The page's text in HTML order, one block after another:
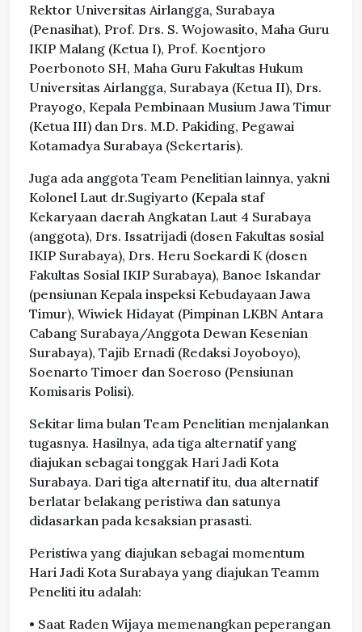
Rektor Universitas Airlangga, Surabaya
(Penasihat), Prof. Drs. S. Wojowasito, Maha Guru
IKIP Malang (Ketua I), Prof. Koentjoro
Poerbonoto SH, Maha Guru Fakultas Hukum
Universitas Airlangga, Surabaya (Ketua II), Drs.
Prayogo, Kepala Pembinaan Musium Jawa Timur
(Ketua III) dan Drs. M.D. Pakiding, Pegawai
Kotamadya Surabaya (Sekertaris).
Juga ada anggota Team Penelitian lainnya, yakni
Kolonel Laut dr.Sugiyarto (Kepala staf
Kekaryaan daerah Angkatan Laut 4 Surabaya
(anggota), Drs. Issatrijadi (dosen Fakultas sosial
IKIP Surabaya), Drs. Heru Soekardi K (dosen
Fakultas Sosial IKIP Surabaya), Banoe Iskandar
(pensiunan Kepala inspeksi Kebudayaan Jawa
Timur), Wiwiek Hidayat (Pimpinan LKBN Antara
Cabang Surabaya/Anggota Dewan Kesenian
Surabaya), Tajib Ernadi (Redaksi Joyoboyo),
Soenarto Timoer dan Soeroso (Pensiunan
Komisaris Polisi).
Sekitar lima bulan Team Penelitian menjalankan
tugasnya. Hasilnya, ada tiga alternatif yang
diajukan sebagai tonggak Hari Jadi Kota
Surabaya. Dari tiga alternatif itu, dua alternatif
berlatar belakang peristiwa dan satunya
didasarkan pada kesaksian prasasti.
Peristiwa yang diajukan sebagai momentum
Hari Jadi Kota Surabaya yang diajukan Teamm
Peneliti itu adalah:
• Saat Raden Wijaya memenangkan peperangan